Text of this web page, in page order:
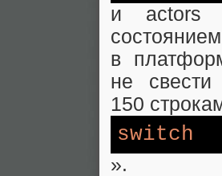
и actors
в
не
150
switch
».